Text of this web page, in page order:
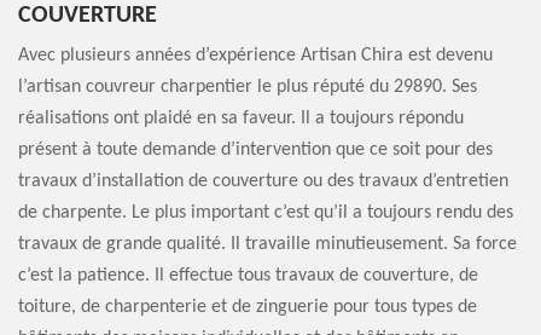
COUVERTURE
Avec plusieurs années d’expérience Artisan Chira est devenu
l’artisan couvreur charpentier le plus réputé du 29890. Ses
réalisations ont plaidé en sa faveur. Il a toujours répondu
présent à toute demande d’intervention que ce soit pour des
travaux d’installation de couverture ou des travaux d’entretien
de charpente. Le plus important c’est qu’il a toujours rendu des
travaux de grande qualité. Il travaille minutieusement. Sa force
c’est la patience. Il effectue tous travaux de couverture, de
toiture, de charpenterie et de zinguerie pour tous types de